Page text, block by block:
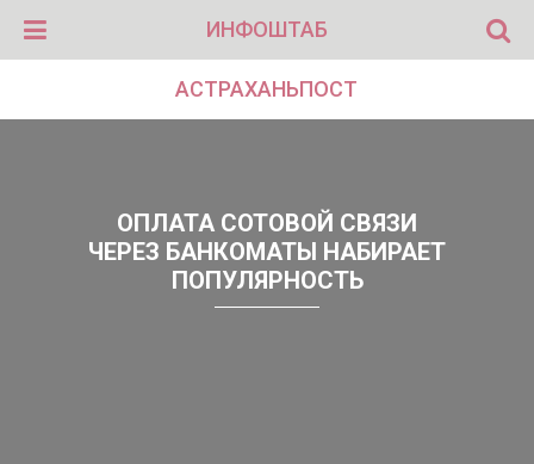
ИНФОШТАБ
АСТРАХАНЬПОСТ
ОПЛАТА СОТОВОЙ СВЯЗИ
ЧЕРЕЗ БАНКОМАТЫ НАБИРАЕТ
ПОПУЛЯРНОСТЬ